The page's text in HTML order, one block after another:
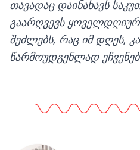
თავადაც დაინახავს
გაარღვევს ყოველდღიურ
შეძლებს, რაც იმ დღეს,
წარმოუდგენლად